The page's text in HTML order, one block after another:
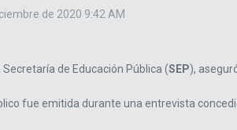
de 2020 9:42 AM
Secretaría de Educación Pública (SEP),
fue emitida durante una entrevista